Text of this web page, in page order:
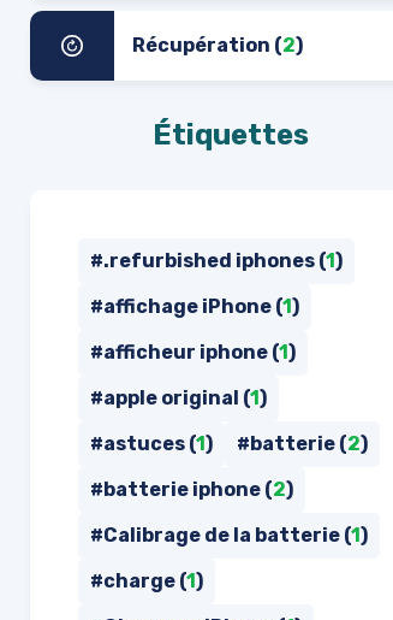
Récupération (2)
Étiquettes
#.refurbished iphones (1)
#affichage iPhone (1)
#afficheur iphone (1)
#apple original (1)
#astuces (1) #batterie (2)
#batterie iphone (2)
#Calibrage de la batterie (1)
#charge (1)